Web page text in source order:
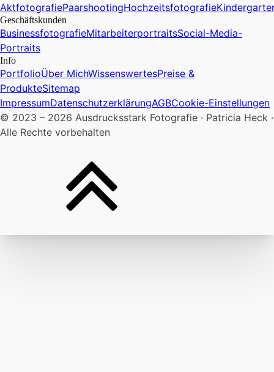
AktfotografiePaarshootingHochzeitsfotografie
Geschäftskunden
BusinessfotografieMitarbeiterportraitsSocial-Media-
Portraits
Info
PortfolioÜber MichWissenswertesPreise &
ProdukteSitemap
ImpressumDatenschutzerklärungAGBCookie-Einstellungen
© 2023 – 2026 Ausdrucksstark Fotografie · Patricia Heck ·
Alle Rechte vorbehalten